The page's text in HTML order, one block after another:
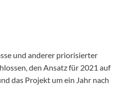
und anderer priorisierter
den Ansatz für 2021 auf
das Projekt um ein Jahr nach